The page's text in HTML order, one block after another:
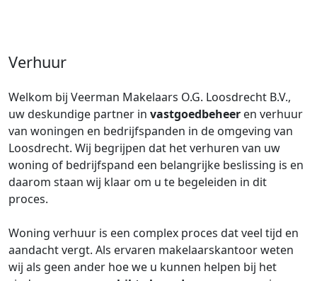
Verhuur
Welkom bij Veerman Makelaars O.G. Loosdrecht B.V.,
uw deskundige partner in vastgoedbeheer en verhuur
van woningen en bedrijfspanden in de omgeving van
Loosdrecht. Wij begrijpen dat het verhuren van uw
woning of bedrijfspand een belangrijke beslissing is en
daarom staan wij klaar om u te begeleiden in dit
proces.
Woning verhuur is een complex proces dat veel tijd en
aandacht vergt. Als ervaren makelaarskantoor weten
wij als geen ander hoe we u kunnen helpen bij het